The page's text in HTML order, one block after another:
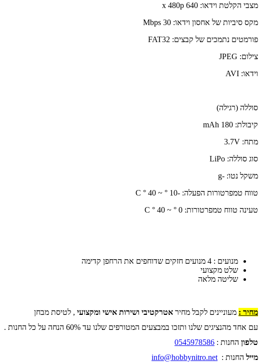
מצבי הקלטת וידאו: 640 x 480p
מקס סיביות של אחסון וידאו: 30 Mbps
פורמטים נתמכים של קבצים: FAT32
צילום: JPEG
וידאו: AVI
סוללה (רגילה)
קיבולת: 180 mAh
מתח: 3.7V
סוג סוללה: LiPo
משקל נטו: -g
טווח טמפרטורות הפעלה: -10 ° ~ 40 ° C
טעינה טווח טמפרטורות: 0 ° ~ 40 ° C
מנועים : 4 מנועים חזקים שדוחפים את הרחפן קדימה
שלט מקצועי
שליטה מלאה
מחיר : מעוניינים לקבל מחיר אטרקטיבי ושירות אישי ומקצועי , לטיסת מבחן
עם אחד מהנציגים שלנו ותזכו במבצעים המטורפים שלנו עד 60% הנחה על כל החנות .
טלפון החנות : 0545978586
מייל החנות : info@hobbynitro.net